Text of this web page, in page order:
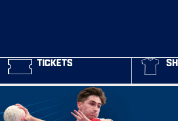
TICKETS